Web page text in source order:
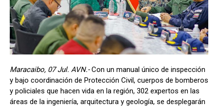
Maracaibo, 07 Jul. AVN.-Con un manual único de inspección
y bajo coordinación de Protección Civil, cuerpos de bomberos
y policiales que hacen vida en la región, 302 expertos en las
áreas de la ingeniería, arquitectura y geología, se desplegarán